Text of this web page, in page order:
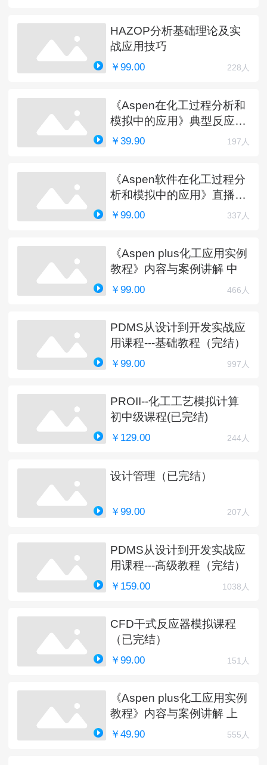
HAZOP分析基础理论及实
战应用技巧
￥99.00 228人
《Aspen在化工过程分析和
模拟中的应用》典型反应工
艺详解
￥39.90 197人
《Aspen软件在化工过程分
析和模拟中的应用》直播课
程（完）
￥99.00 337人
《Aspen plus化工应用实例
教程》内容与案例讲解 中
￥99.00 466人
PDMS从设计到开发实战应
用课程---基础教程（完结）
￥99.00 997人
PROII--化工工艺模拟计算
初中级课程(已完结)
￥129.00 244人
设计管理（已完结）
￥99.00 207人
PDMS从设计到开发实战应
用课程---高级教程（完结）
￥159.00 1038人
CFD干式反应器模拟课程
（已完结）
￥99.00 151人
《Aspen plus化工应用实例
教程》内容与案例讲解 上
￥49.90 555人